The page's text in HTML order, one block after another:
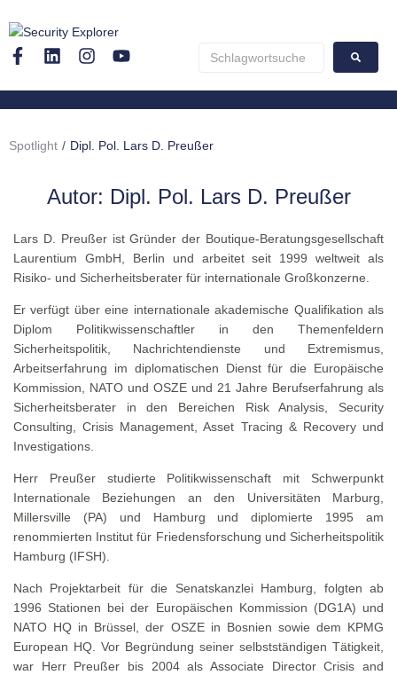
Spotlight / Dipl. Pol. Lars D. Preußer
Autor: Dipl. Pol. Lars D. Preußer
Lars D. Preußer ist Gründer der Boutique-Beratungsgesellschaft
Laurentium GmbH, Berlin und arbeitet seit 1999 weltweit als
Risiko- und Sicherheitsberater für internationale Großkonzerne.
Er verfügt über eine internationale akademische Qualifikation als
Diplom Politikwissenschaftler in den Themenfeldern
Sicherheitspolitik, Nachrichtendienste und Extremismus,
Arbeitserfahrung im diplomatischen Dienst für die Europäische
Kommission, NATO und OSZE und 21 Jahre Berufserfahrung als
Sicherheitsberater in den Bereichen Risk Analysis, Security
Consulting, Crisis Management, Asset Tracing & Recovery und
Investigations.
Herr Preußer studierte Politikwissenschaft mit Schwerpunkt
Internationale Beziehungen an den Universitäten Marburg,
Millersville (PA) und Hamburg und diplomierte 1995 am
renommierten Institut für Friedensforschung und Sicherheitspolitik
Hamburg (IFSH).
Nach Projektarbeit für die Senatskanzlei Hamburg, folgten ab
1996 Stationen bei der Europäischen Kommission (DG1A) und
NATO HQ in Brüssel, der OSZE in Bosnien sowie dem KPMG
European HQ. Vor Begründung seiner selbstständigen Tätigkeit,
war Herr Preußer bis 2004 als Associate Director Crisis and